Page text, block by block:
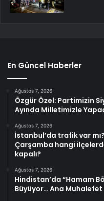
En Güncel Haberler
Ağustos 7, 2026
Özgür Özel: Partimizin
Ayında Milletimizle
Ağustos 7, 2026
İstanbul’da trafik var
Çarşamba hangi
kapalı?
Ağustos 7, 2026
Hindistan’da “Hamam
Büyüyor… Ana